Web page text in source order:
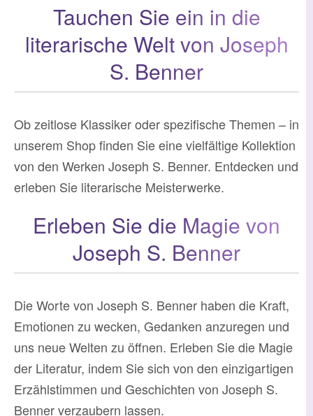
Tauchen Sie ein in die
literarische Welt von Joseph
S. Benner
Ob zeitlose Klassiker oder spezifische Themen – in
unserem Shop finden Sie eine vielfältige Kollektion
von den Werken Joseph S. Benner. Entdecken und
erleben Sie literarische Meisterwerke.
Erleben Sie die Magie von
Joseph S. Benner
Die Worte von Joseph S. Benner haben die Kraft,
Emotionen zu wecken, Gedanken anzuregen und
uns neue Welten zu öffnen. Erleben Sie die Magie
der Literatur, indem Sie sich von den einzigartigen
Erzählstimmen und Geschichten von Joseph S.
Benner verzaubern lassen.